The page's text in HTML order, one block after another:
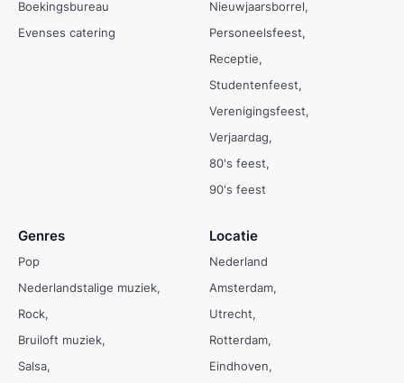
Boekingsbureau
Evenses catering
Nieuwjaarsborrel
Personeelsfeest
Receptie
Studentenfeest
Verenigingsfeest
Verjaardag
80's feest
90's feest
Genres
Pop
Nederlandstalige muziek
Rock
Bruiloft muziek
Salsa
Locatie
Nederland
Amsterdam
Utrecht
Rotterdam
Eindhoven